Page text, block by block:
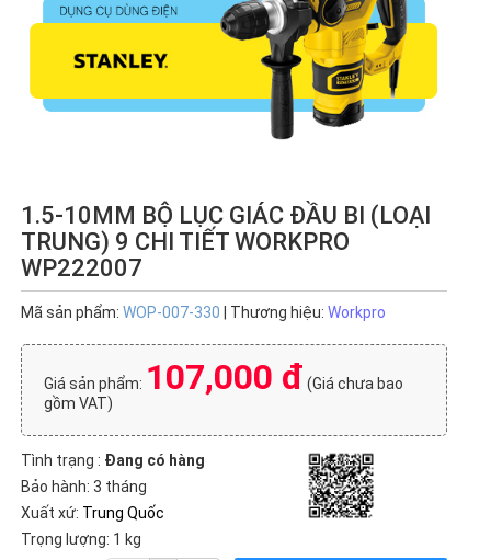
1.5-10MM BỘ LỤC GIÁC ĐẦU BI (LOẠI
TRUNG) 9 CHI TIẾT WORKPRO
WP222007
Mã sản phẩm:WOP-007-330 | Thương hiệu:Workpro
Giá sản phẩm: 107,000 đ (Giá chưa bao
gồm VAT)
Tình trạng : Đang có hàng
Bảo hành: 3 tháng
Xuất xứ: Trung Quốc
Trọng lượng: 1 kg